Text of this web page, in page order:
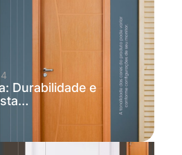
Durabilidade e